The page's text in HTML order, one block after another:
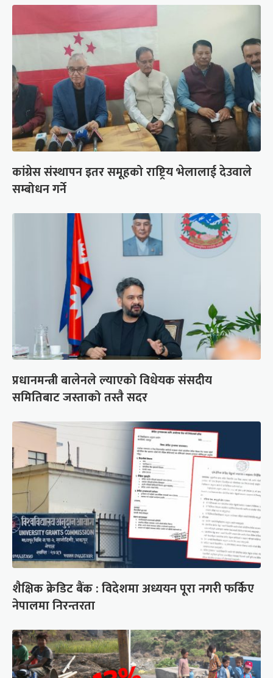
कांग्रेस संस्थापन इतर समूहको राष्ट्रिय भेलालाई देउवाले
सम्बोधन गर्ने
प्रधानमन्त्री बालेनले ल्याएको विधेयक संसदीय
समितिबाट जस्ताको तस्तै सदर
शैक्षिक क्रेडिट बैंक : विदेशमा अध्ययन पूरा नगरी फर्किए
नेपालमा निरन्तरता